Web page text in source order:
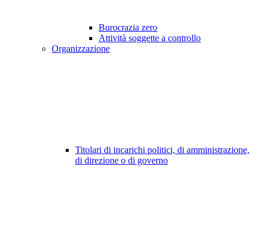
Burocrazia zero
Attività soggette a controllo
Organizzazione
Titolari di incarichi politici, di amministrazione,
di direzione o di governo